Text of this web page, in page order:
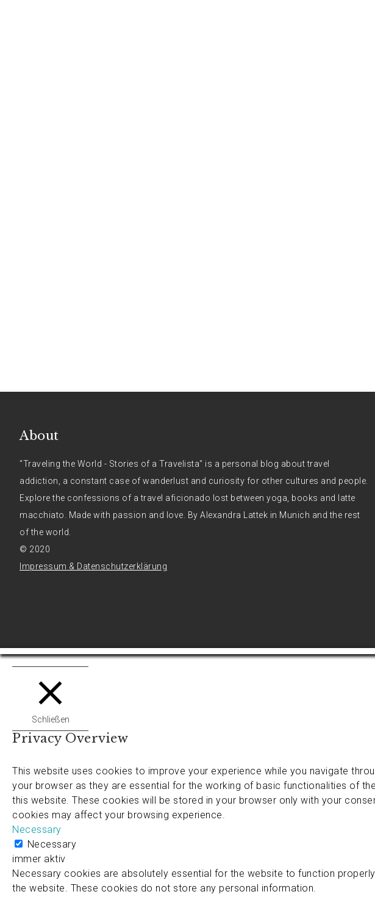
About
"Traveling the World - Stories of a Travelista" is a personal blog about travel
addiction, a constant case of wanderlust and curiosity for other cultures and people.
Explore the confessions of a travel aficionado lost between yoga, books and latte
macchiato. Made with passion and love. By Alexandra Lattek in Munich and the rest
of the world.
© 2020
Impressum & Datenschutzerklärung
Schließen
Privacy Overview
This website uses cookies to improve your experience while you navigate
your browser as they are essential for the working of basic functionalities of
this website. These cookies will be stored in your browser only with your
cookies may affect your browsing experience.
Necessary
Necessary
immer aktiv
Necessary cookies are absolutely essential for the website to function
the website. These cookies do not store any personal information.